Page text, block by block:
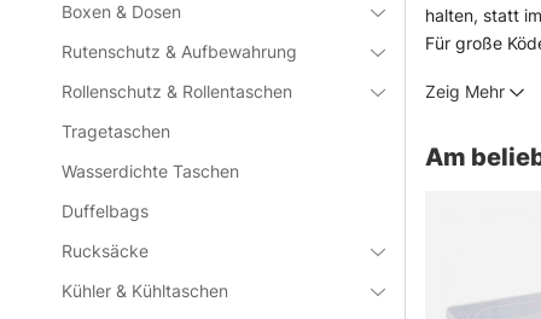
Boxen & Dosen
Rutenschutz & Aufbewahrung
Rollenschutz & Rollentaschen
Tragetaschen
Wasserdichte Taschen
Duffelbags
Rucksäcke
Kühler & Kühltaschen
halten, statt
Für große
3600oder
übersichtlich
Häufige
Zeig Mehr
Am